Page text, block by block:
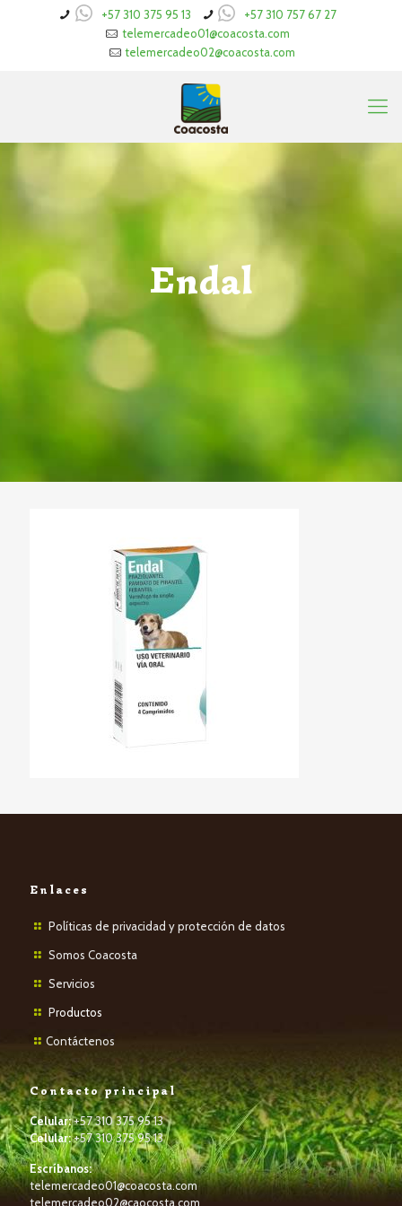
+57 310 375 95 13
+57 310 757 67 27
telemercadeo01@coacosta.com
telemercadeo02@coacosta.com
Endal
Enlaces
Políticas de privacidad y protección de datos
Somos Coacosta
Servicios
Productos
Contáctenos
Contacto principal
Celular:+57 310 375 95 13
Celular:+57 310 375 95 13
Escríbanos:
telemercadeo01@coacosta.com
telemercadeo02@caocosta.com